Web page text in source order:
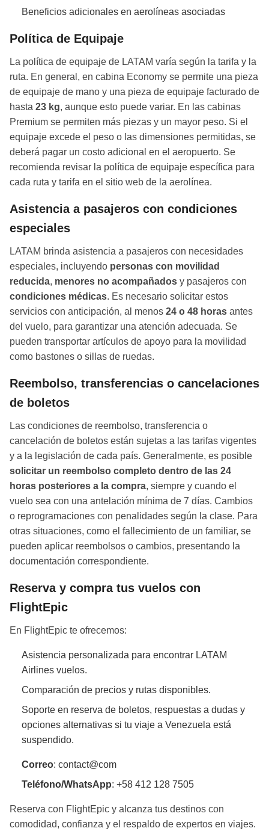
Beneficios adicionales en aerolíneas asociadas
Política de Equipaje
La política de equipaje de LATAM varía según la tarifa y la
ruta. En general, en cabina Economy se permite una pieza
de equipaje de mano y una pieza de equipaje facturado de
hasta 23 kg, aunque esto puede variar. En las cabinas
Premium se permiten más piezas y un mayor peso. Si el
equipaje excede el peso o las dimensiones permitidas, se
deberá pagar un costo adicional en el aeropuerto. Se
recomienda revisar la política de equipaje específica para
cada ruta y tarifa en el sitio web de la aerolínea.
Asistencia a pasajeros con condiciones
especiales
LATAM brinda asistencia a pasajeros con necesidades
especiales, incluyendo personas con movilidad
reducida, menores no acompañados y pasajeros con
condiciones médicas. Es necesario solicitar estos
servicios con anticipación, al menos 24 o 48 horas antes
del vuelo, para garantizar una atención adecuada. Se
pueden transportar artículos de apoyo para la movilidad
como bastones o sillas de ruedas.
Reembolso, transferencias o cancelaciones
de boletos
Las condiciones de reembolso, transferencia o
cancelación de boletos están sujetas a las tarifas vigentes
y a la legislación de cada país. Generalmente, es posible
solicitar un reembolso completo dentro de las 24
horas posteriores a la compra, siempre y cuando el
vuelo sea con una antelación mínima de 7 días. Cambios
o reprogramaciones con penalidades según la clase. Para
otras situaciones, como el fallecimiento de un familiar, se
pueden aplicar reembolsos o cambios, presentando la
documentación correspondiente.
Reserva y compra tus vuelos con
FlightEpic
En FlightEpic te ofrecemos:
Asistencia personalizada para encontrar LATAM
Airlines vuelos.
Comparación de precios y rutas disponibles.
Soporte en reserva de boletos, respuestas a dudas y
opciones alternativas si tu viaje a Venezuela está
suspendido.
Correo: contact@com
Teléfono/WhatsApp: +58 412 128 7505
Reserva con FlightEpic y alcanza tus destinos con
comodidad, confianza y el respaldo de expertos en viajes.